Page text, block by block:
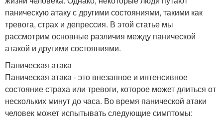
паническую атаку с другими состояниями, такими как
тревога, страх и депрессия. В этой статье мы
рассмотрим основные различия между панической
атакой и другими состояниями.
Паническая атака
Паническая атака - это внезапное и интенсивное
состояние страха или тревоги, которое может длиться от
нескольких минут до часа. Во время панической атаки
человек может испытывать следующие симптомы: